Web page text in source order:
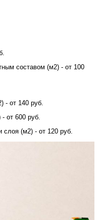
составом (м2) - от 100
- от 140 руб.
- от 600 руб.
слоя (м2) - от 120 руб.